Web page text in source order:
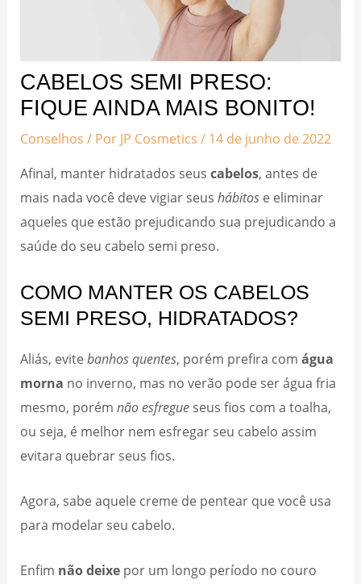
CABELOS SEMI PRESO:
FIQUE AINDA MAIS BONITO!
Conselhos / Por JP Cosmetics/ 14 de junho de 2022
Afinal, manter hidratados seuscabelos, antes de
mais nada você deve vigiar seushábitos e eliminar
aqueles que estão prejudicando sua prejudicando a
saúde do seu cabelo semi preso.
COMO MANTER OS CABELOS
SEMI PRESO, HIDRATADOS?
Aliás, evitebanhos quentes, porém prefira comágua
morna no inverno, mas no verão pode ser água fria
mesmo, porémnão esfregue seus fios com a toalha,
ou seja, é melhor nem esfregar seu cabelo assim
evitara quebrar seus fios.
Agora, sabe aquele creme de pentear que você usa
para modelar seu cabelo.
Enfim não deixe por um longo período no couro